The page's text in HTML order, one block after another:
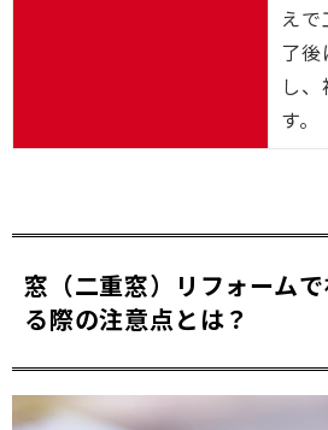
え
了後
し
す。
窓（二重窓）リフォーム
る際の注意点とは？